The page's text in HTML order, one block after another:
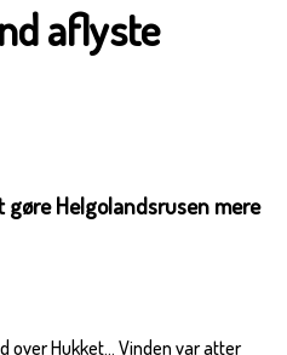
aflyste
Helgolandsrusen mere
over Hukket... Vinden var atter